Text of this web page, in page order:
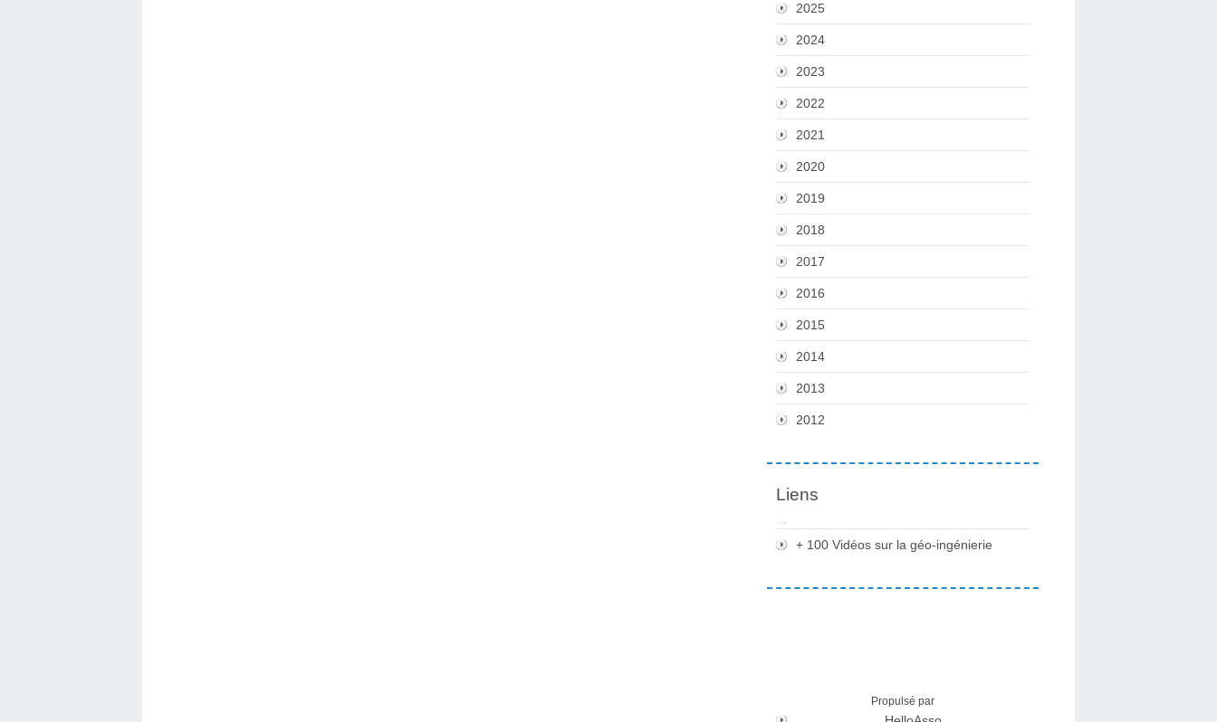
2025
2024
2023
2022
2021
2020
2019
2018
2017
2016
2015
2014
2013
2012
Liens
+ 100 Vidéos sur la géo-ingénierie
Propulsé par